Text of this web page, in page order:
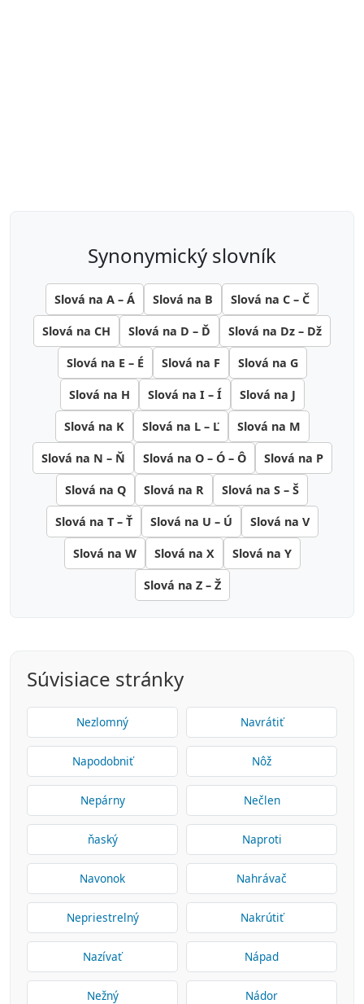
synonymický slovník
Slová na A – Á Slová na B Slová na C – Č
Slová na CH Slová na D – Ď Slová na Dz – Dž
Slová na E – É Slová na F Slová na G
Slová na H Slová na I – Í Slová na J
Slová na K Slová na L – Ľ Slová na M
Slová na N – Ň Slová na O – Ó – Ô Slová na P
Slová na Q Slová na R Slová na S – Š
Slová na T – Ť Slová na U – Ú Slová na V
Slová na W Slová na X Slová na Y
Slová na Z – Ž
Súvisiace stránky
Nezlomný Navrátiť
Napodobniť Nôž
Nepárny Nečlen
ňaský Naproti
Navonok Nahrávač
Nepriestrelný Nakrútiť
Nazívať Nápad
Nežný Nádor